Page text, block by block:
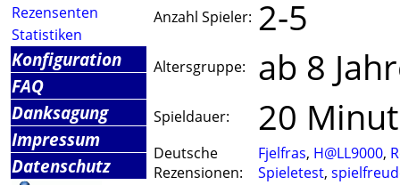
Rezensenten
Statistiken
Konfiguration
FAQ
Danksagung
Impressum
Datenschutz
Anzahl Spieler: 2-5
Altersgruppe: ab 8
Spieldauer: 20
Deutsche
Rezensionen:
Fjelfras, H@LL9000,
Spieletest,